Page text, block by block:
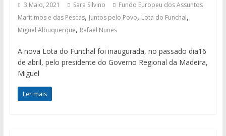
3 Maio, 2021 Sara Silvino
Fundo Europeu dos Assuntos
Marítimos e das Pescas, Juntos pelo Povo, Lota do Funchal,
Miguel Albuquerque, Rafael Nunes
A nova Lota do Funchal foi inaugurada, no passado dia16
de abril, pelo presidente do Governo Regional da Madeira,
Miguel
Ler mais